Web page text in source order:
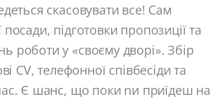
скасовувати все! Сам
підготовки пропозиції та
роботи у «своєму дворі». Збір
CV, телефонної співбесіди та
Є шанс, що поки nи приїдеш на